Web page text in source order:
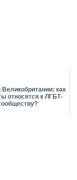
как
относятся к ЛГБТ-